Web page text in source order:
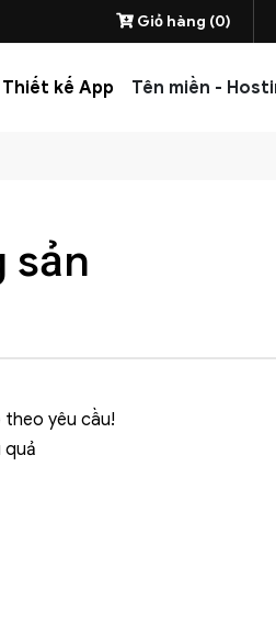
Giỏ hàng (0)
Thiết kế App Tên miền -
sản
yêu cầu!
quả